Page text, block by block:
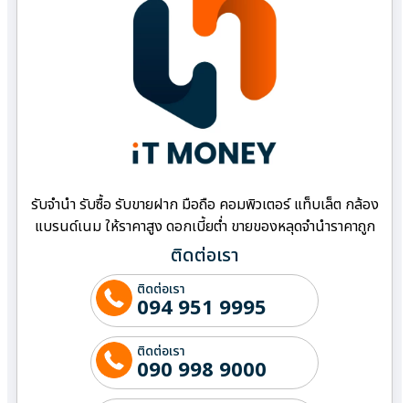
รับจำนำ รับซื้อ รับขายฝาก มือถือ คอมพิวเตอร์ แท็บเล็ต กล้อง
แบรนด์เนม ให้ราคาสูง ดอกเบี้ยต่ำ ขายของหลุดจำนำราคาถูก
ติดต่อเรา
ติดต่อเรา
094 951 9995
ติดต่อเรา
090 998 9000